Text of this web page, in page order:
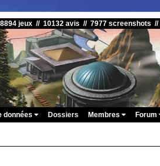
8894 jeux // 10132 avis // 7977 screenshots
données Dossiers Membres Forum